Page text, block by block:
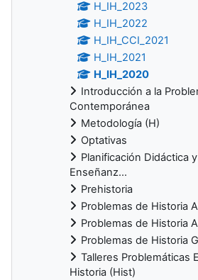
H_IH_2023
H_IH_2022
H_IH_CCI_2021
H_IH_2021
H_IH_2020
Introducción a la
Contemporánea
Metodología (H)
Optativas
Planificación Didáctica
Enseñanz...
Prehistoria
Problemas de Historia
Problemas de Historia
Problemas de Historia
Talleres Problemáticas
Historia (Hist)